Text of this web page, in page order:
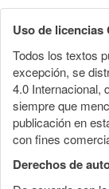
Uso de licencias
Todos los textos
excepción, se
4.0 Internacional,
siempre que
publicación en
con fines
Derechos de